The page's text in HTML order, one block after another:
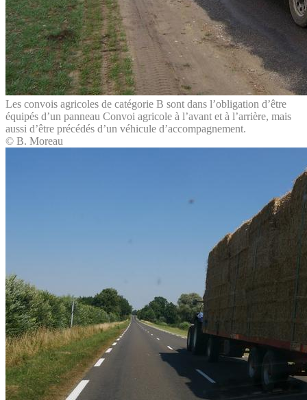
Les convois agricoles de catégorie B sont dans l’obligation d’être
équipés d’un panneau Convoi agricole à l’avant et à l’arrière, mais
aussi d’être précédés d’un véhicule d’accompagnement.
© B. Moreau